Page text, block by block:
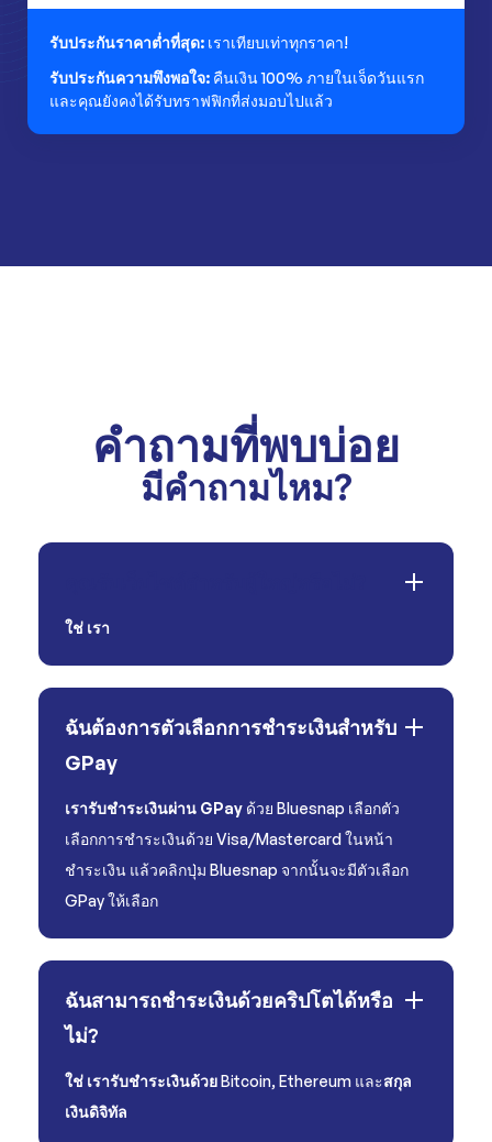
รับประกันราคาต่ำที่สุด: เราเทียบเท่าทุกราคา!
รับประกันความพึงพอใจ: คืนเงิน 100% ภายในเจ็ดวันแรก
และคุณยังคงได้รับทราฟฟิกที่ส่งมอบไปแล้ว
คำถามที่พบบ่อย
มีคำถามไหม?
ใช่ เรา
ฉันต้องการตัวเลือกการชำระเงินสำหรับ
GPay
เรารับชำระเงินผ่าน GPay ด้วย Bluesnap เลือกตัว
เลือกการชำระเงินด้วย Visa/Mastercard ในหน้า
ชำระเงิน แล้วคลิกปุ่ม Bluesnap จากนั้นจะมีตัวเลือก
GPay ให้เลือก
ฉันสามารถชำระเงินด้วยคริปโตได้หรือ
ไม่?
ใช่ เรารับชำระเงินด้วยBitcoin, Ethereum และสกุล
เงินดิจิทัล